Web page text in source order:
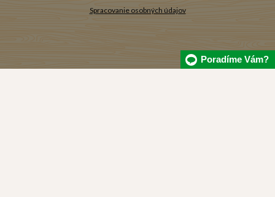
Považská Bystrica
Poradíme Vám?
Spracovanie osobných údajov